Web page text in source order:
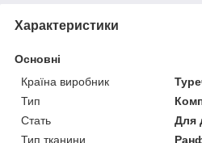
Характеристики
Основні
Країна виробник
Тип
Стать
Для
Тип тканини